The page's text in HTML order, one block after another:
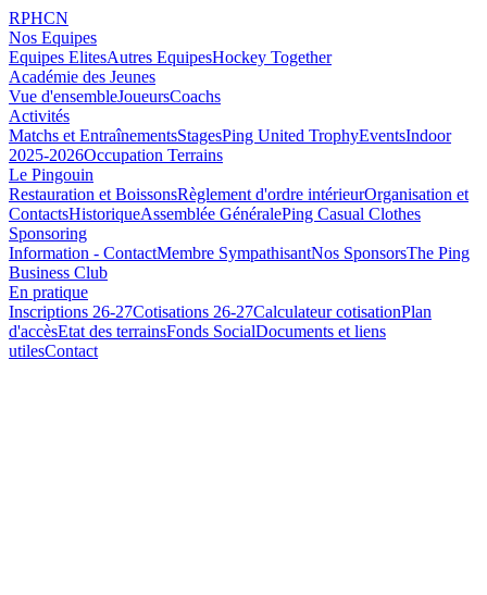
RPHCN
Nos Equipes
Equipes ElitesAutres EquipesHockey Together
Académie des Jeunes
Vue d'ensembleJoueursCoachs
Activités
Matchs et EntraînementsStagesPing United TrophyEventsIndoor
2025-2026Occupation Terrains
Le Pingouin
Restauration et BoissonsRèglement d'ordre intérieurOrganisation et
ContactsHistoriqueAssemblée GénéralePing Casual Clothes
Sponsoring
Information - ContactMembre SympathisantNos SponsorsThe Ping
Business Club
En pratique
Inscriptions 26-27Cotisations 26-27Calculateur cotisationPlan
d'accèsEtat des terrainsFonds SocialDocuments et liens
utilesContact